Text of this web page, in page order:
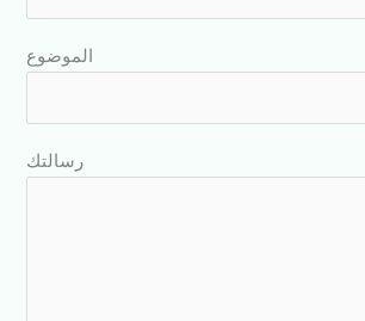
الموضوع
رسالتك